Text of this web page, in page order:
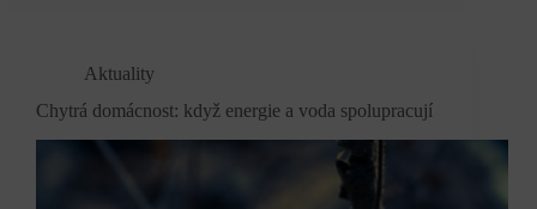
Aktuality
Chytrá domácnost: když energie a voda spolupracují